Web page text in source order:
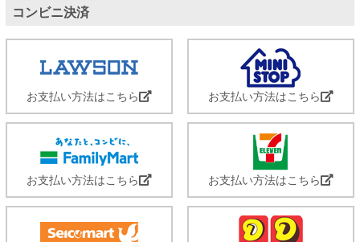
コンビニ決済
お支払い方法はこちら お支払い方法はこちら
お支払い方法はこちら お支払い方法はこちら